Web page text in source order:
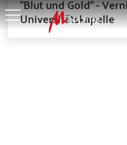
"Blut und Gold" -
Universitätskapelle